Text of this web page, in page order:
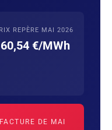
REPÈRE MAI 2026
€/MWh
DE MAI